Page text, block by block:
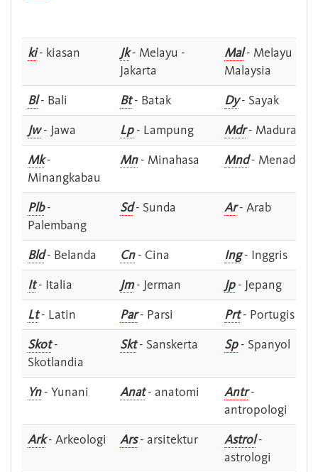
ki- kiasan Jk- Melayu -
Jakarta
Mal- Melayu -
Malaysia
Bl- Bali Bt- Batak Dy- Sayak
Jw- Jawa Lp- Lampung Mdr- Madura
Mk-
Minangkabau
Mn- Minahasa Mnd- Menado
Plb-
Palembang
Sd- Sunda Ar- Arab
Bld- Belanda Cn- Cina Ing- Inggris
It- Italia Jm- Jerman Jp- Jepang
Lt- Latin Par- Parsi Prt- Portugis
Skot-
Skotlandia
Skt- Sanskerta Sp- Spanyol
Yn- Yunani Anat- anatomi Antr-
antropologi
Ark- Arkeologi Ars- arsitektur Astrol-
astrologi